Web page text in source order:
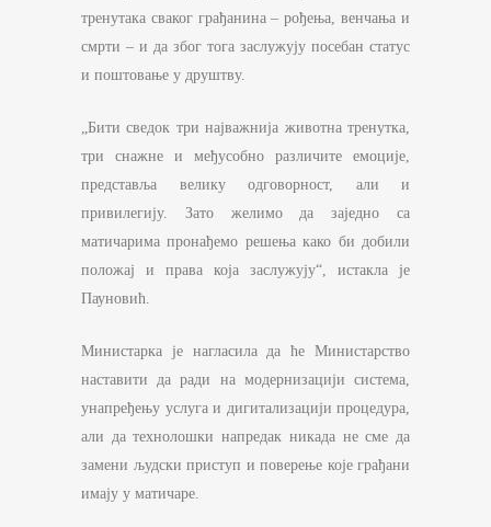
тренутака сваког грађанина – рођења, венчања и
смрти – и да због тога заслужују посебан статус
и поштовање у друштву.
„Бити сведок три најважнија животна тренутка,
три снажне и међусобно различите емоције,
представља велику одговорност, али и
привилегију. Зато желимо да заједно са
матичарима пронађемо решења како би добили
положај и права која заслужују“, истакла је
Пауновић.
Министарка је нагласила да ће Министарство
наставити да ради на модернизацији система,
унапређењу услуга и дигитализацији процедура,
али да технолошки напредак никада не сме да
замени људски приступ и поверење које грађани
имају у матичаре.